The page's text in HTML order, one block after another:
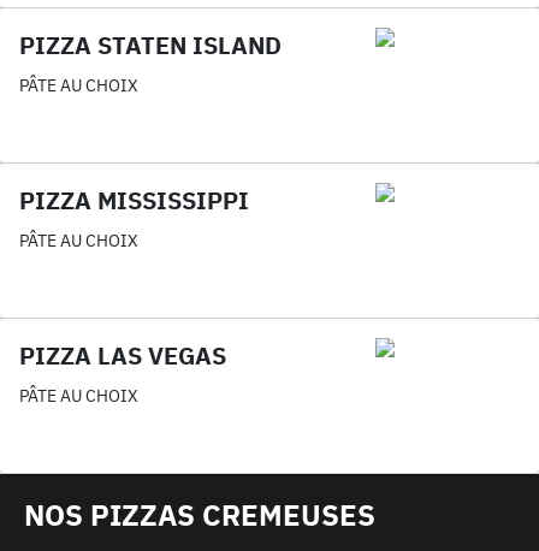
PIZZA STATEN ISLAND
PÂTE AU CHOIX
PIZZA MISSISSIPPI
PÂTE AU CHOIX
PIZZA LAS VEGAS
PÂTE AU CHOIX
NOS PIZZAS CREMEUSES